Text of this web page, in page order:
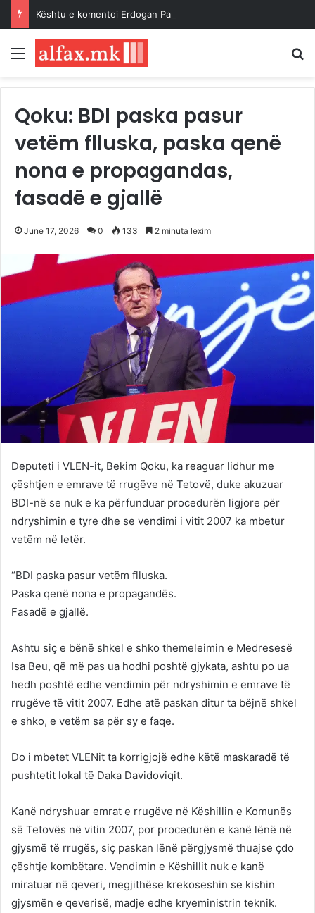
Kështu e komentoi Erdogan Paktin e Mekës…
Menu
Qoku: BDI paska pasur
vetëm flluska, paska qenë
nona e propagandas,
fasadë e gjallë
June 17, 2026 0 133 2 minuta lexim
Deputeti i VLEN-it, Bekim Qoku, ka reaguar lidhur me
çështjen e emrave të rrugëve në Tetovë, duke akuzuar
BDI-në se nuk e ka përfunduar procedurën ligjore për
ndryshimin e tyre dhe se vendimi i vitit 2007 ka mbetur
vetëm në letër.
“BDI paska pasur vetëm flluska.
Paska qenë nona e propagandës.
Fasadë e gjallë.
Ashtu siç e bënë shkel e shko themeleimin e Medresesë
Isa Beu, që më pas ua hodhi poshtë gjykata, ashtu po ua
hedh poshtë edhe vendimin për ndryshimin e emrave të
rrugëve të vitit 2007. Edhe atë paskan ditur ta bëjnë shkel
e shko, e vetëm sa për sy e faqe.
Do i mbetet VLENit ta korrigjojë edhe këtë maskaradë të
pushtetit lokal të Daka Davidoviqit.
Kanë ndryshuar emrat e rrugëve në Këshillin e Komunës
së Tetovës në vitin 2007, por procedurën e kanë lënë në
gjysmë të rrugës, siç paskan lënë përgjysmë thuajse çdo
çështje kombëtare. Vendimin e Këshillit nuk e kanë
miratuar në qeveri, megjithëse krekoseshin se kishin
gjysmën e qeverisë, madje edhe kryeministrin teknik.